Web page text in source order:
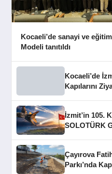
Kocaeli’de sanayi ve
Modeli tanıtıldı
Kocaeli’de
Kapılarını
İzmit’in 105.
SOLOTÜRK
Çayırova
Parkı’nda